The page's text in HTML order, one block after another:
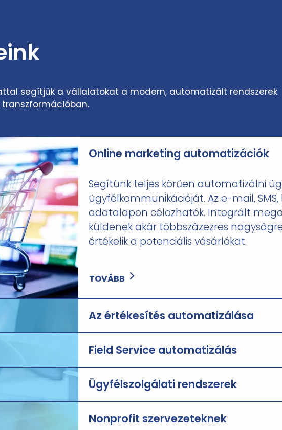
segítjük a vállalatokat a modern, automatizált rendszerek
Online marketing automatizációk
Segítünk teljes körűen automatizálni
ügyfélkommunikációját. Az e-mail,
adatalapon célozhatók. Integrált
küldenek akár többszázezres
értékelik a potenciális vásárlókat.
TOVÁBB
Az értékesítés automatizálása
Field Service automatizálás
Ügyfélszolgálati rendszerek
Nonprofit szervezeteknek